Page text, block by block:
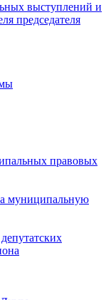
выступлений и
председателя
правовых
муниципальную